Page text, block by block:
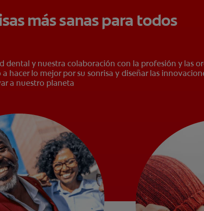
más sanas para todos
y nuestra colaboración con la profesión y las
lo mejor por su sonrisa y diseñar las
a nuestro planeta